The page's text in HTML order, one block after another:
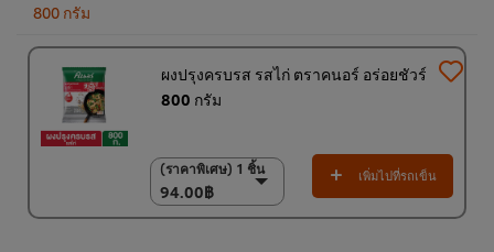
800 กรัม
ผงปรุงครบรส รสไก่ ตราคนอร์ อร่อยชัวร์
800 กรัม
(ราคาพิเศษ) 1 ชิ้น
94.00฿
(ราคาพิเศษ) 1 ชิ้น
94.00฿
(ราคาพิเศษ) แพ็ค 10
เพิ่มไปที่รถเข็น